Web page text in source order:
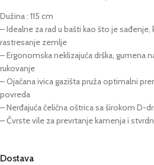
Dužina : 115 cm
– Idealne za rad u bašti kao što je
rastresanje zemlje
– Ergonomska neklizajuća drška, gumena
rukovanje
– Ojačana ivica gazišta pruža optimalni
povreda
– Nerđajuća čelična oštrica sa širokom D-
– Čvrste vile za prevrtanje kamenja i
Dostava